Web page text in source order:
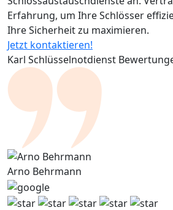
Erfahrung, um Ihre Schlösser
Ihre Sicherheit zu maximieren.
Jetzt kontaktieren!
Karl Schlüsselnotdienst
Arno Behrmann